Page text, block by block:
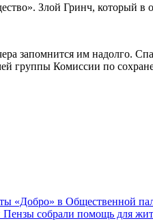
Злой Гринч, который
запомнится им надолго.
группы Комиссии по
«Добро» в Общественной
собрали помощь для